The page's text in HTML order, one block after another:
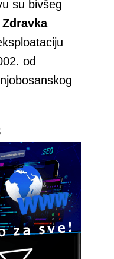
su bivšeg
Zdravka
od